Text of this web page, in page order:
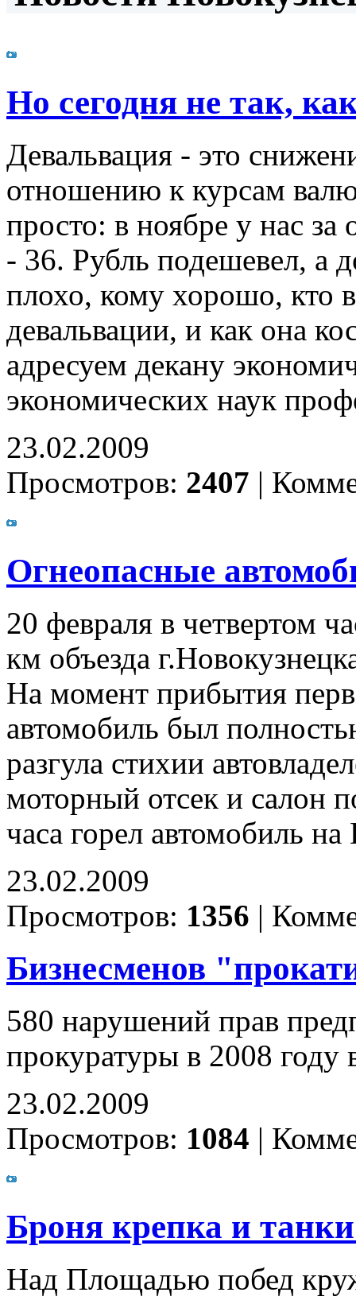
Но сегодня не так,
Девальвация - это
отношению к курсам
просто: в ноябре у нас за
- 36. Рубль подешевел, а
плохо, кому хорошо, кто
девальвации, и как она
адресуем декану
экономических наук
23.02.2009
Просмотров: 2407 |
Огнеопасные
20 февраля в четвертом
км объезда
На момент прибытия
автомобиль был
разгула стихии
моторный отсек и салон
часа горел автомобиль
23.02.2009
Просмотров: 1356 |
Бизнесменов
580 нарушений прав
прокуратуры в 2008 году
23.02.2009
Просмотров: 1084 |
Броня крепка и
Над Площадью побед